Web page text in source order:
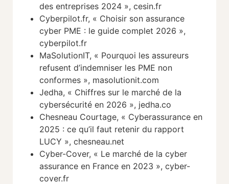
des entreprises 2024 », cesin.fr
Cyberpilot.fr, « Choisir son assurance
cyber PME : le guide complet 2026 »,
cyberpilot.fr
MaSolutionIT, « Pourquoi les assureurs
refusent d’indemniser les PME non
conformes », masolutionit.com
Jedha, « Chiffres sur le marché de la
cybersécurité en 2026 », jedha.co
Chesneau Courtage, « Cyberassurance en
2025 : ce qu’il faut retenir du rapport
LUCY », chesneau.net
Cyber-Cover, « Le marché de la cyber
assurance en France en 2023 », cyber-
cover.fr